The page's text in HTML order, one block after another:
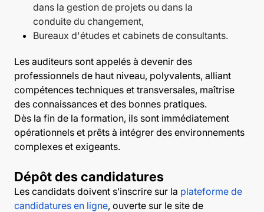
dans la gestion de projets ou dans la
conduite du changement,
Bureaux d'études et cabinets de consultants.
Les auditeurs sont appelés à devenir des
professionnels de haut niveau, polyvalents, alliant
compétences techniques et transversales, maîtrise
des connaissances et des bonnes pratiques.
Dès la fin de la formation, ils sont immédiatement
opérationnels et prêts à intégrer des environnements
complexes et exigeants.
Dépôt des candidatures
Les candidats doivent s’inscrire sur la plateforme de
candidatures en ligne, ouverte sur le site de